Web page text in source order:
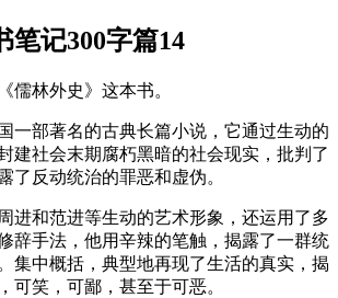
笔记300字篇14
儒林外史》这本书。
一部著名的古典长篇小说，它通过生动的
建社会末期腐朽黑暗的社会现实，批判了
了反动统治的罪恶和虚伪。
进和范进等生动的艺术形象，还运用了多
辞手法，他用辛辣的笔触，揭露了一群统
集中概括，典型地再现了生活的真实，揭
可笑，可鄙，甚至于可恶。